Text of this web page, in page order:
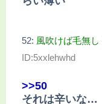
52: 風吹けば毛無し
ID:5xxlehwhd
>>50
それは辛いな…